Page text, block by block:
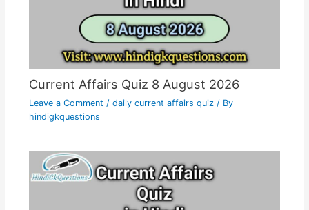
Current Affairs Quiz 8 August 2026
Leave a Comment / daily current affairs quiz/ By
hindigkquestions